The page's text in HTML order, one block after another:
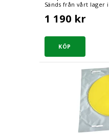
Sänds från vårt lager
1 190 kr